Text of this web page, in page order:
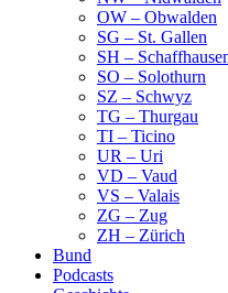
OW – Obwalden
SG – St. Gallen
SH –
SO – Solothurn
SZ – Schwyz
TG – Thurgau
TI – Ticino
UR – Uri
VD – Vaud
VS – Valais
ZG – Zug
ZH – Zürich
Bund
Podcasts